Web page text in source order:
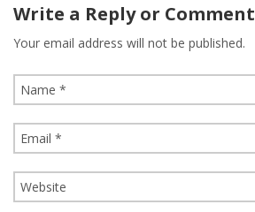
Write a Reply or Comment
Your email address will not be published.